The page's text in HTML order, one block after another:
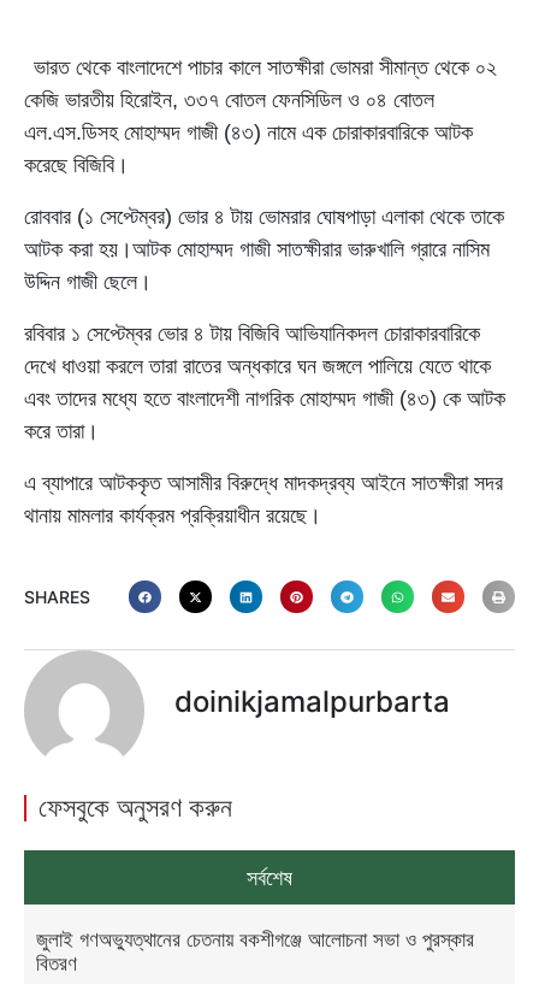
ভারত থেকে বাংলাদেশে পাচার কালে সাতক্ষীরা ভোমরা সীমান্ত থেকে ০২
কেজি ভারতীয় হিরোইন, ৩৩৭ বোতল ফেনসিডিল ও ০৪ বোতল
এল.এস.ডিসহ মোহাম্মদ গাজী (৪৩) নামে এক চোরাকারবারিকে আটক
করেছে বিজিবি।
রোববার (১ সেপ্টেম্বর) ভোর ৪ টায় ভোমরার ঘোষপাড়া এলাকা থেকে তাকে
আটক করা হয়।আটক মোহাম্মদ গাজী সাতক্ষীরার ভারুখালি গ্রারে নাসিম
উদ্দিন গাজী ছেলে।
রবিবার ১ সেপ্টেম্বর ভোর ৪ টায় বিজিবি আভিযানিকদল চোরাকারবারিকে
দেখে ধাওয়া করলে তারা রাতের অন্ধকারে ঘন জঙ্গলে পালিয়ে যেতে থাকে
এবং তাদের মধ্যে হতে বাংলাদেশী নাগরিক মোহাম্মদ গাজী (৪৩) কে আটক
করে তারা।
এ ব্যাপারে আটককৃত আসামীর বিরুদ্ধে মাদকদ্রব্য আইনে সাতক্ষীরা সদর
থানায় মামলার কার্যক্রম প্রক্রিয়াধীন রয়েছে।
SHARES
doinikjamalpurbarta
ফেসবুকে অনুসরণ করুন
সর্বশেষ
জুলাই গণঅভ্যুত্থানের চেতনায় বকশীগঞ্জে আলোচনা সভা ও পুরস্কার
বিতরণ